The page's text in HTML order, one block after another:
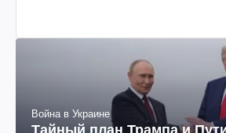
Война в Украине
Тайный план Трампа и